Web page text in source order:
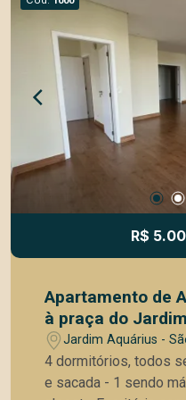
R$
Apartamento de
à praça do
Jardim Aquárius -
4 dormitórios, todos
e sacada - 1 sendo